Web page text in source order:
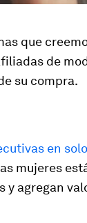
que
de
su compra.
en
mujeres
y agregan